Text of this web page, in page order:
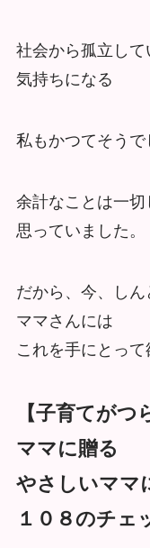
社会から孤立して
気持ちになる
私もかつてそうで
余計なことは一切
思っていました。
だから、今、し
ママさんには
これを手にとって
【子育てがつ
ママに贈る
やさしいママ
１０８のチェ